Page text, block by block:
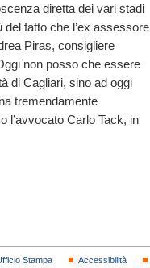
diretta dei vari stadi
fatto che l’ex assessore
Piras, consigliere
non posso che essere
di Cagliari, sino ad oggi
tremendamente
l’avvocato Carlo Tack, in
Stampa Accessibilità